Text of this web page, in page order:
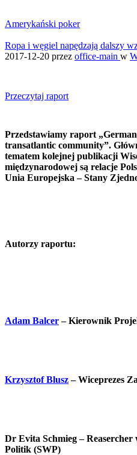
Amerykański poker
Ropa i węgiel napędzają dalszy
2017-12-20 przez office-main w
Przeczytaj raport
Przedstawiamy raport
transatlantic community”.
tematem kolejnej publikacji
międzynarodowej są relacje
Unia Europejska – Stany
Autorzy raportu:
Adam Balcer – Kierownik
Krzysztof Blusz – Wiceprezes
Dr Evita Schmieg– Reasercher
Politik (SWP)